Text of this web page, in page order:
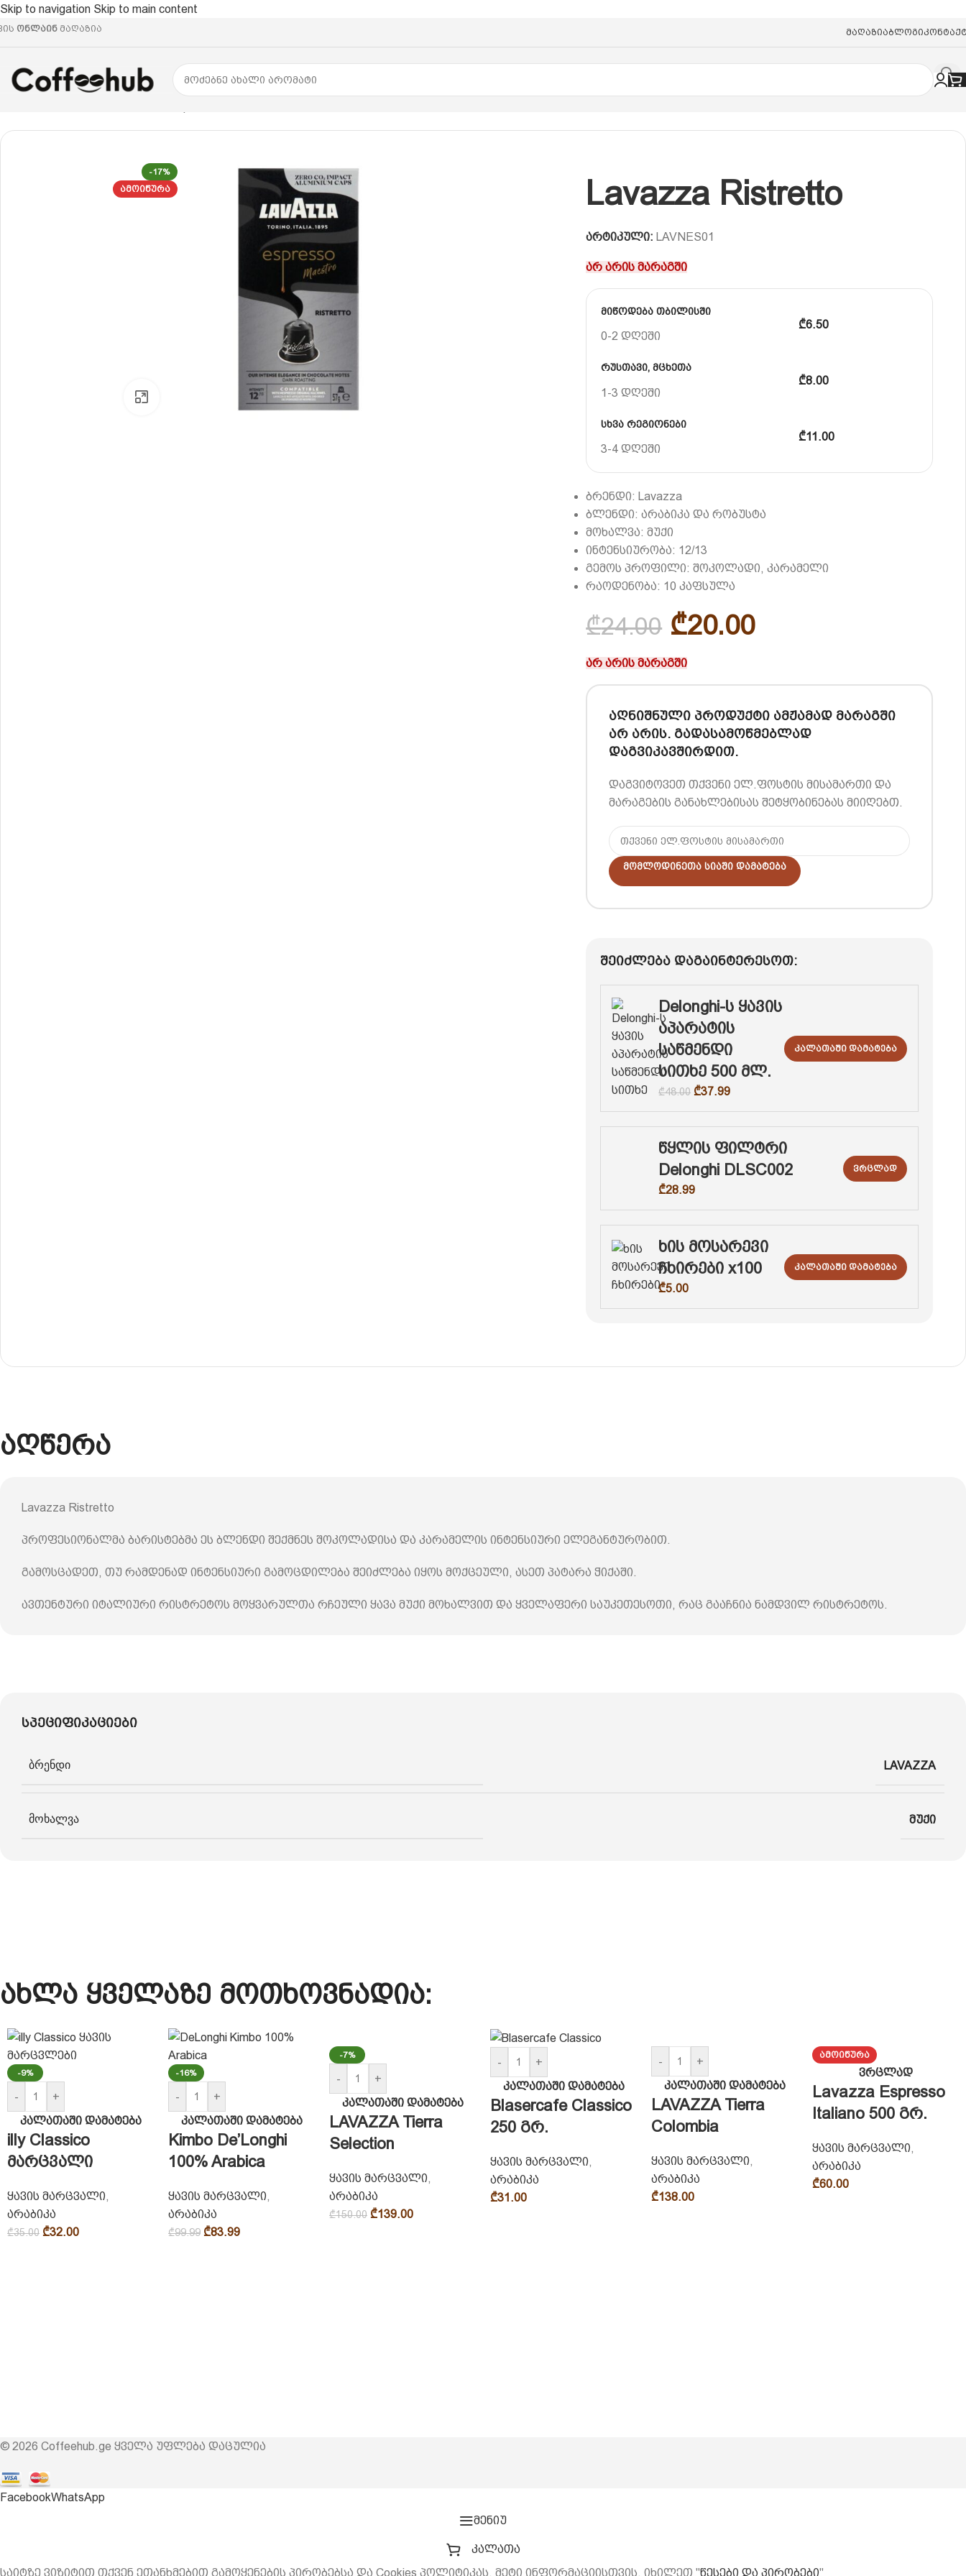
Skip to navigation Skip to main content
ონლაინ მაღაზია ᲛაღაზიაᲑლოგი
-17%
ᲐᲛᲝᲘᲬᲣᲠᲐ
Lavazza Ristretto
არტიკული: LAVNES01
არ არის მარაგში
მიწოდება თბილისში
0-2 დღეში
₾6.50
რუსთავი, მცხეთა
1-3 დღეში
₾8.00
სხვა რეგიონები
3-4 დღეში
₾11.00
ბრენდი: Lavazza
ბლენდი: არაბიკა და რობუსტა
მოხალვა: მუქი
ინტენსიურობა: 12/13
გემოს პროფილი: შოკოლადი, კარამელი
რაოდენობა: 10 კაფსულა
₾24.00 ₾20.00
არ არის მარაგში
აღნიშნული პროდუქტი ამჟამად მარაგში
არ არის. გადასამოწმებლად
დაგვიკავშირდით.
დაგვიტოვეთ თქვენი ელ.ფოსტის მისამართი და
მარაგების განახლებისას შეტყობინებას მიიღებთ.
Მომლოდინეთა Სიაში Დამატება
შეიძლება დაგაინტერესოთ:
Delonghi-ს ყავის
აპარატის
საწმენდი
სითხე 500 მლ.
₾48.00 ₾37.99
Კალათაში Დამატება
წყლის ფილტრი
Delonghi DLSC002
₾28.99
Ვრცლად
ხის მოსარევი
ჩხირები x100
₾5.00
Კალათაში Დამატება
აღწერა
Lavazza Ristretto
პროფესიონალმა ბარისტებმა ეს ბლენდი შექმნეს შოკოლადისა და კარამელის ინტენსიური ელეგანტურობით.
გამოსცადეთ, თუ რამდენად ინტენსიური გამოცდილება შეიძლება იყოს მოქცეული, ასეთ პატარა ჭიქაში.
ავთენტური იტალიური რისტრეტოს მოყვარულთა რჩეული ყავა მუქი მოხალვით და ყველაფერი საუკეთესოთი, რაც გააჩნია ნამდვილ რისტრეტოს.
სპეციფიკაციები
ბრენდი LAVAZZA
მოხალვა მუქი
ახლა ყველაზე მოთხოვნადია:
-9%
-
+
კალათაში დამატება
illy Classico
მარცვალი
ყავის მარცვალი,
არაბიკა
₾35.00 ₾32.00
-16%
-
+
კალათაში დამატება
Kimbo De’Longhi
100% Arabica
ყავის მარცვალი,
არაბიკა
₾99.99 ₾83.99
-7%
-
+
კალათაში დამატება
LAVAZZA Tierra
Selection
ყავის მარცვალი,
არაბიკა
₾150.00 ₾139.00
-
+
კალათაში დამატება
Blasercafe Classico
250 გრ.
ყავის მარცვალი,
არაბიკა
₾31.00
-
+
კალათაში დამატება
LAVAZZA Tierra
Colombia
ყავის მარცვალი,
არაბიკა
₾138.00
ᲐᲛᲝᲘᲬᲣᲠᲐ
ვრცლად
Lavazza Espresso
Italiano 500 გრ.
ყავის მარცვალი,
არაბიკა
₾60.00
© 2026 Coffeehub.ge ყველა უფლება დაცულია
FacebookWhatsApp
მენიუ
კალათა
საიტზე ვიზიტით თქვენ ეთანხმებით გამოყენების პირობებსა და Cookies პოლიტიკას. მეტი ინფორმაციისთვის, იხილეთ "წესები და პირობები"